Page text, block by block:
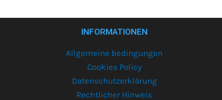
INFORMATIONEN
Allgemeine bedingungen
Cookies Policy
Datenschutzerklärung
Rechtlicher Hinweis